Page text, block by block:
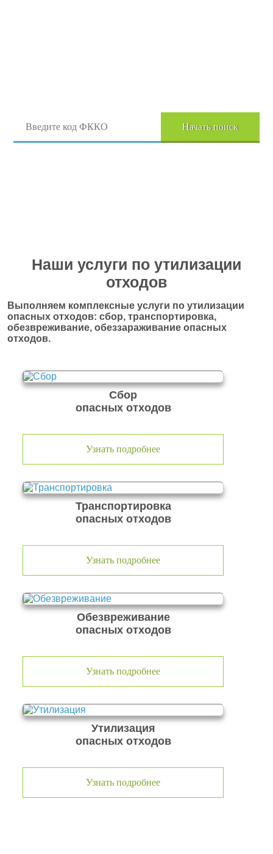
Начать поиск
Наши услуги по утилизации
отходов
Выполняем комплексные услуги по утилизации
опасных отходов: сбор, транспортировка,
обезвреживание, обеззараживание опасных
отходов.
Сбор
опасных отходов
Узнать подробнее
Транспортировка
опасных отходов
Узнать подробнее
Обезвреживание
опасных отходов
Узнать подробнее
Утилизация
опасных отходов
Узнать подробнее